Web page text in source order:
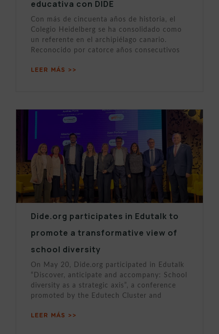
educativa con DIDE
Con más de cincuenta años de historia, el
Colegio Heidelberg se ha consolidado como
un referente en el archipiélago canario.
Reconocido por catorce años consecutivos
LEER MÁS >>
Dide.org participates in Edutalk to
promote a transformative view of
school diversity
On May 20, Dide.org participated in Edutalk
“Discover, anticipate and accompany: School
diversity as a strategic axis”, a conference
promoted by the Edutech Cluster and
LEER MÁS >>